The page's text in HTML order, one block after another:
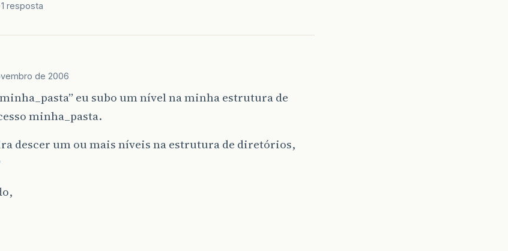
1 resposta
de 2006
eu subo um nível na minha estrutura de
minha_pasta.
descer um ou mais níveis na estrutura de diretórios,